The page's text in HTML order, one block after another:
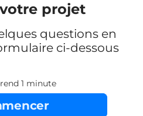
projet
questions en
ci-dessous